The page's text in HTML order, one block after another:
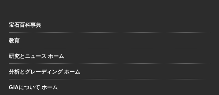
宝石百科事典
教育
研究とニュース ホーム
分析とグレーディング ホーム
GIAについて ホーム